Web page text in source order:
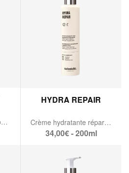
Sérum raffermissant contour des yeux
HYDRA REPAIR
Crème hydratante réparatrice & apaisante
34,00€ - 200ml